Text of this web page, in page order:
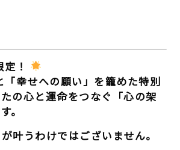
！
「幸せへの願い」を籠めた特別
の心と運命をつなぐ「心の架
。
叶うわけではございません。